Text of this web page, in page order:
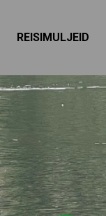
REISIMULJEID